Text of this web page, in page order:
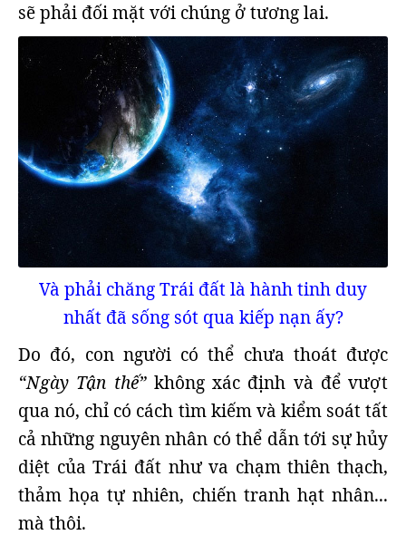
sẽ phải đối mặt với chúng ở tương lai.
Và phải chăng Trái đất là hành tinh duy
nhất đã sống sót qua kiếp nạn ấy?
Do đó, con người có thể chưa thoát được
“Ngày Tận thế”không xác định và để vượt
qua nó, chỉ có cách tìm kiếm và kiểm soát tất
cả những nguyên nhân có thể dẫn tới sự hủy
diệt của Trái đất như va chạm thiên thạch,
thảm họa tự nhiên, chiến tranh hạt nhân...
mà thôi.